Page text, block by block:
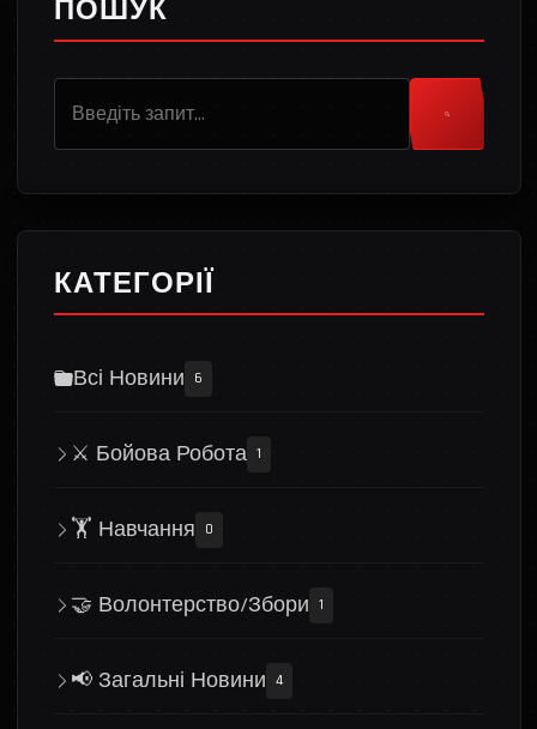
ПОШУК
КАТЕГОРІЇ
Всі Новини 6
⚔️ Бойова Робота 1
🏋️ Навчання 0
🤝 Волонтерство/Збори 1
📢 Загальні Новини 4